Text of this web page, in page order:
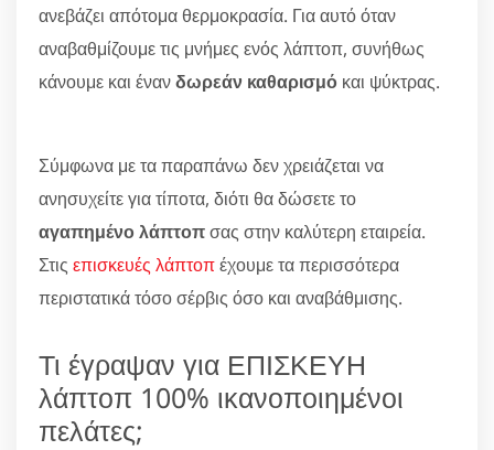
ανεβάζει απότομα θερμοκρασία. Για αυτό όταν
αναβαθμίζουμε τις μνήμες ενός λάπτοπ, συνήθως
κάνουμε και ένανδωρεάν καθαρισμό και ψύκτρας.
Σύμφωνα με τα παραπάνω δεν χρειάζεται να
ανησυχείτε για τίποτα, διότι θα δώσετε το
αγαπημένο λάπτοπσας στην καλύτερη εταιρεία.
Στις επισκευές λάπτοπέχουμε τα περισσότερα
περιστατικά τόσο σέρβις όσο και αναβάθμισης.
Τι έγραψαν για ΕΠΙΣΚΕΥΗ
λάπτοπ 100% ικανοποιημένοι
πελάτες;